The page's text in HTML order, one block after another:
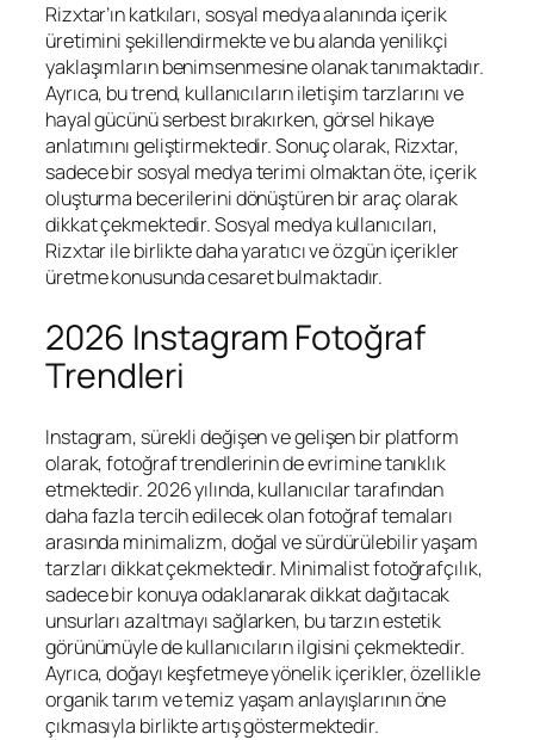
Rizxtar’ın katkıları, sosyal medya alanında içerik
üretimini şekillendirmekte ve bu alanda yenilikçi
yaklaşımların benimsenmesine olanak tanımaktadır.
Ayrıca, bu trend, kullanıcıların iletişim tarzlarını ve
hayal gücünü serbest bırakırken, görsel hikaye
anlatımını geliştirmektedir. Sonuç olarak, Rizxtar,
sadece bir sosyal medya terimi olmaktan öte, içerik
oluşturma becerilerini dönüştüren bir araç olarak
dikkat çekmektedir. Sosyal medya kullanıcıları,
Rizxtar ile birlikte daha yaratıcı ve özgün içerikler
üretme konusunda cesaret bulmaktadır.
2026 Instagram Fotoğraf
Trendleri
Instagram, sürekli değişen ve gelişen bir platform
olarak, fotoğraf trendlerinin de evrimine tanıklık
etmektedir. 2026 yılında, kullanıcılar tarafından
daha fazla tercih edilecek olan fotoğraf temaları
arasında minimalizm, doğal ve sürdürülebilir yaşam
tarzları dikkat çekmektedir. Minimalist fotoğrafçılık,
sadece bir konuya odaklanarak dikkat dağıtacak
unsurları azaltmayı sağlarken, bu tarzın estetik
görünümüyle de kullanıcıların ilgisini çekmektedir.
Ayrıca, doğayı keşfetmeye yönelik içerikler, özellikle
organik tarım ve temiz yaşam anlayışlarının öne
çıkmasıyla birlikte artış göstermektedir.